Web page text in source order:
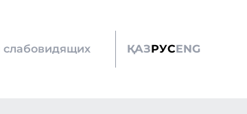
слабовидящих ҚАЗРУСENG